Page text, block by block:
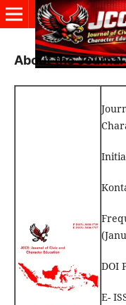
About the Journal
DOI
E-